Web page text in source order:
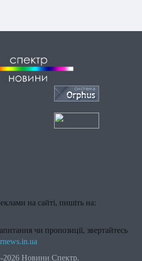
на сайті, пишіть на:
чи пропозиції, звертайтесь
2026 Новини Спектр.